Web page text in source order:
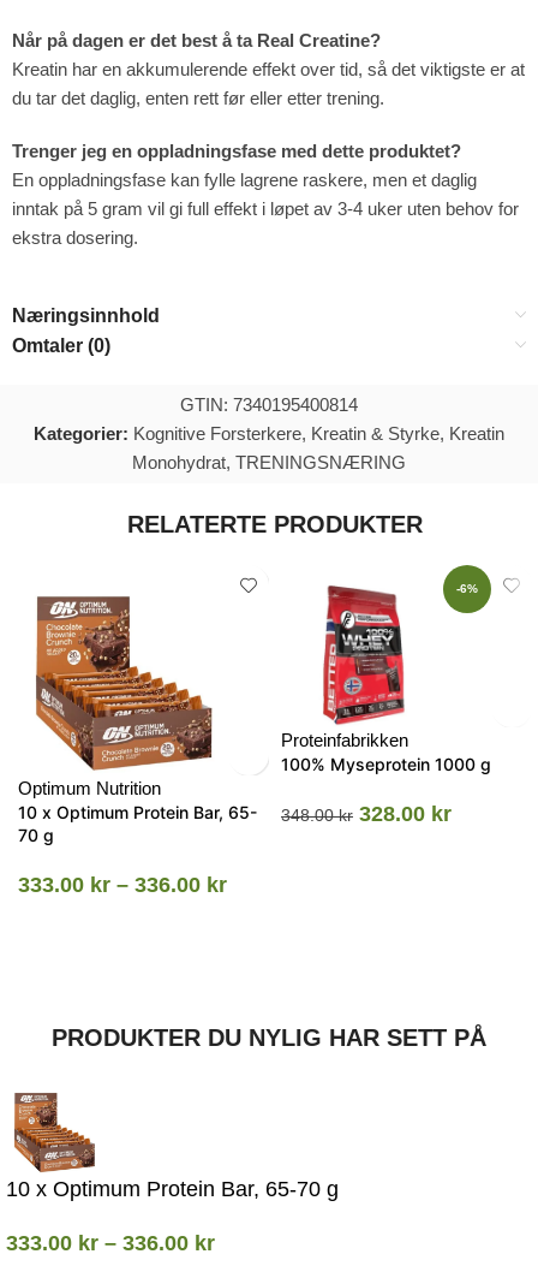
Når på dagen er det best å ta Real Creatine?
Kreatin har en akkumulerende effekt over tid, så det viktigste er at
du tar det daglig, enten rett før eller etter trening.
Trenger jeg en oppladningsfase med dette produktet?
En oppladningsfase kan fylle lagrene raskere, men et daglig
inntak på 5 gram vil gi full effekt i løpet av 3-4 uker uten behov for
ekstra dosering.
Næringsinnhold
Omtaler (0)
GTIN: 7340195400814
Kategorier: Kognitive Forsterkere, Kreatin & Styrke, Kreatin
Monohydrat, TRENINGSNÆRING
RELATERTE PRODUKTER
Optimum Nutrition
10 x Optimum Protein Bar, 65-
70 g
333.00 kr – 336.00 kr
-6%
Proteinfabrikken
100% Myseprotein 1000 g
348.00kr 328.00 kr
PRODUKTER DU NYLIG HAR SETT PÅ
10 x Optimum Protein Bar, 65-70 g
333.00 kr – 336.00 kr